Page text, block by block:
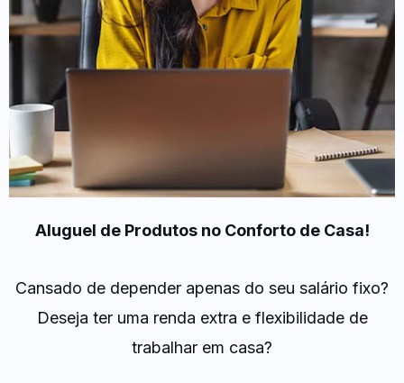
Aluguel de Produtos no Conforto de Casa!
Cansado de depender apenas do seu salário fixo?
Deseja ter uma renda extra e flexibilidade de
trabalhar em casa?